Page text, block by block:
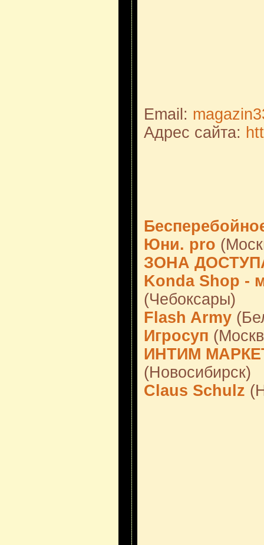
Email:
Адрес сайта:
Юни. pro
ЗОНА
Konda Shop -
(Чебоксары)
Flash Army
Игросуп
ИНТИМ
(Новосибирск)
Claus Schulz